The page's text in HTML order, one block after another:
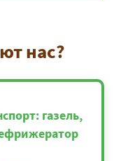
нас?
газель,